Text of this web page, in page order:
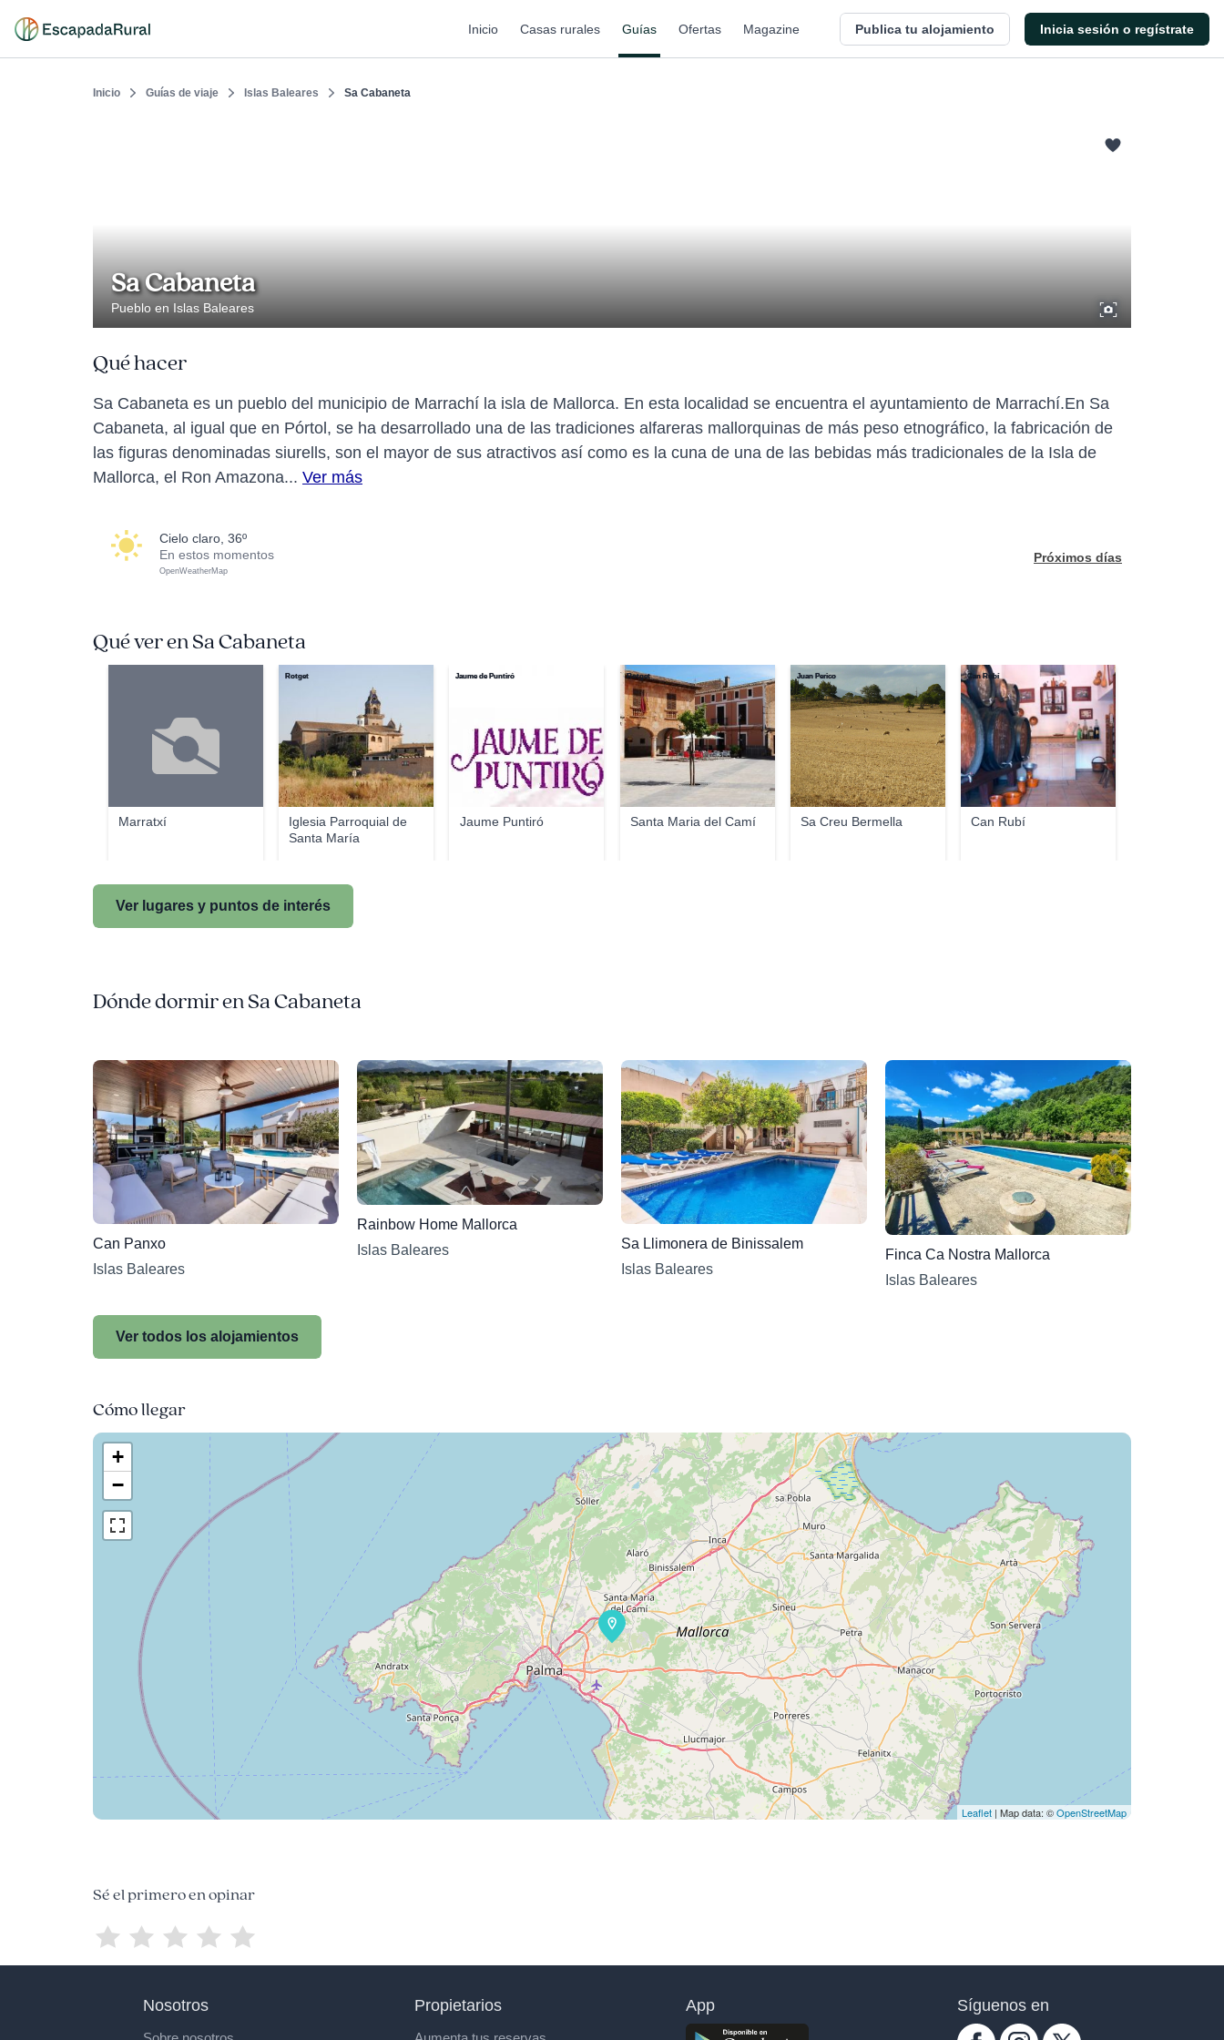
Inicio Casas rurales Guías Ofertas Magazine Publica tu alojamiento Inicia sesión o regístrate
Inicio Guías de viaje Islas Baleares Sa Cabaneta
Sa Cabaneta
Pueblo en Islas Baleares
Qué hacer
Sa Cabaneta es un pueblo del municipio de Marrachí la isla de Mallorca. En esta localidad se encuentra el ayuntamiento de Marrachí.En Sa
Cabaneta, al igual que en Pórtol, se ha desarrollado una de las tradiciones alfareras mallorquinas de más peso etnográfico, la fabricación de
las figuras denominadas siurells, son el mayor de sus atractivos así como es la cuna de una de las bebidas más tradicionales de la Isla de
Mallorca, el Ron Amazona... Ver más
cielo claro, 36º
En estos momentos
OpenWeatherMap
Próximos días
Qué ver en Sa Cabaneta
Marratxí
Iglesia Parroquial de
Santa María
Rotget
Jaume Puntiró
Jaume de Puntiró
Santa Maria del Camí
Rotget
Sa Creu Bermella
Juan Perico
Can Rubí
Can Rubí
Ver lugares y puntos de interés
Dónde dormir en Sa Cabaneta
Can Panxo
Islas Baleares
Rainbow Home Mallorca
Islas Baleares
Sa Llimonera de Binissalem
Islas Baleares
Finca Ca Nostra Mallorca
Islas Baleares
Ver todos los alojamientos
Cómo llegar
+
−
Leaflet | Map data: ©OpenStreetMap
Sé el primero en opinar
Nosotros Propietarios App Síguenos en